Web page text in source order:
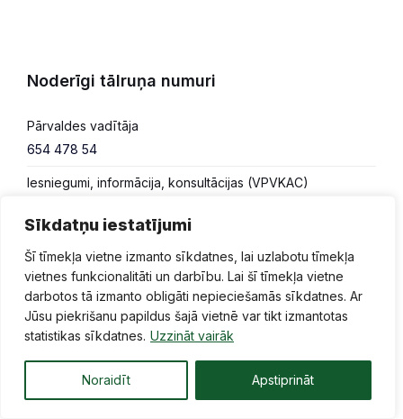
Sīkdatņu iestatījumi
Šī tīmekļa vietne izmanto sīkdatnes, lai uzlabotu tīmekļa
vietnes funkcionalitāti un darbību. Lai šī tīmekļa vietne
darbotos tā izmanto obligāti nepieciešamās sīkdatnes. Ar
Jūsu piekrišanu papildus šajā vietnē var tikt izmantotas
statistikas sīkdatnes. Uzzināt vairāk
Noraidīt Apstiprināt
Noderīgi tālruņa numuri
Pārvaldes vadītāja
654 478 54
Iesniegumi, informācija, konsultācijas (VPVKAC)
Ilūkstes apvienības pārvalde
Brīvības iela 7, Ilūkste,
654 625 01 (lietvede)